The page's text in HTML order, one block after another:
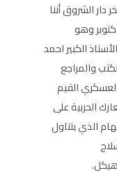
دار الشروق أننا
وهو
الكبير احمد
والمراجع
القيم
الحربية على
الذي يتناول
“اكتوبر ٧٣السلاح
هيكل.